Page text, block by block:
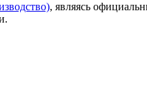
, являясь